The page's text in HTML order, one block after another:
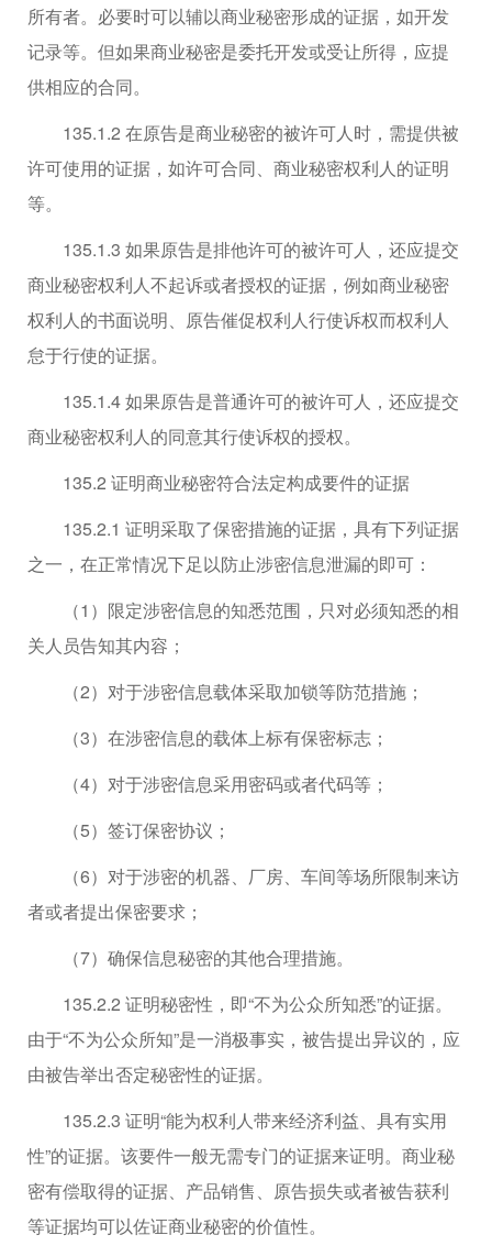
所有者。必要时可以辅以商业秘密形成的证据，如开发
记录等。但如果商业秘密是委托开发或受让所得，应提
供相应的合同。
135.1.2 在原告是商业秘密的被许可人时，需提供被
许可使用的证据，如许可合同、商业秘密权利人的证明
等。
135.1.3 如果原告是排他许可的被许可人，还应提交
商业秘密权利人不起诉或者授权的证据，例如商业秘密
权利人的书面说明、原告催促权利人行使诉权而权利人
怠于行使的证据。
135.1.4 如果原告是普通许可的被许可人，还应提交
商业秘密权利人的同意其行使诉权的授权。
135.2 证明商业秘密符合法定构成要件的证据
135.2.1 证明采取了保密措施的证据，具有下列证据
之一，在正常情况下足以防止涉密信息泄漏的即可：
（1）限定涉密信息的知悉范围，只对必须知悉的相
关人员告知其内容；
（2）对于涉密信息载体采取加锁等防范措施；
（3）在涉密信息的载体上标有保密标志；
（4）对于涉密信息采用密码或者代码等；
（5）签订保密协议；
（6）对于涉密的机器、厂房、车间等场所限制来访
者或者提出保密要求；
（7）确保信息秘密的其他合理措施。
135.2.2 证明秘密性，即“不为公众所知悉”的证据。
由于“不为公众所知”是一消极事实，被告提出异议的，应
由被告举出否定秘密性的证据。
135.2.3 证明“能为权利人带来经济利益、具有实用
性”的证据。该要件一般无需专门的证据来证明。商业秘
密有偿取得的证据、产品销售、原告损失或者被告获利
等证据均可以佐证商业秘密的价值性。